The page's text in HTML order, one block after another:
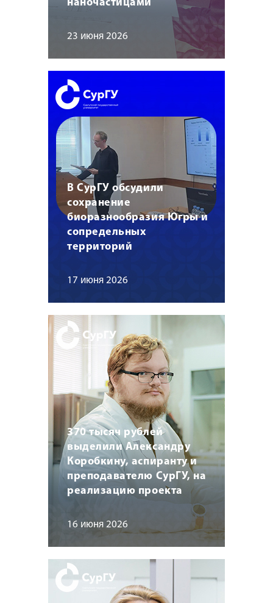
наночастицами
23 июня 2026
В СурГУ обсудили
сохранение
биоразнообразия Югры и
сопредельных
территорий
17 июня 2026
370 тысяч рублей
выделили Александру
Коробкину, аспиранту и
преподавателю СурГУ, на
реализацию проекта
16 июня 2026